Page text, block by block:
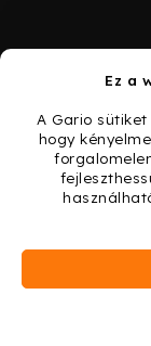
Ez a
A Gario
hogy
Ajándék
Copyright